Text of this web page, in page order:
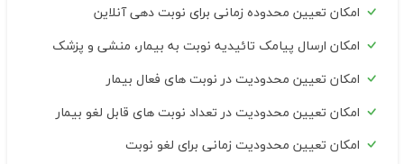
امکان تعیین محدوده زمانی برای نوبت دهی آنلاین
امکان ارسال پیامک تائیدیه نوبت به بیمار، منشی و پزشک
امکان تعیین محدودیت در نوبت های فعال بیمار
امکان تعیین محدودیت در تعداد نوبت های قابل لغو بیمار
امکان تعیین محدودیت زمانی برای لغو نوبت